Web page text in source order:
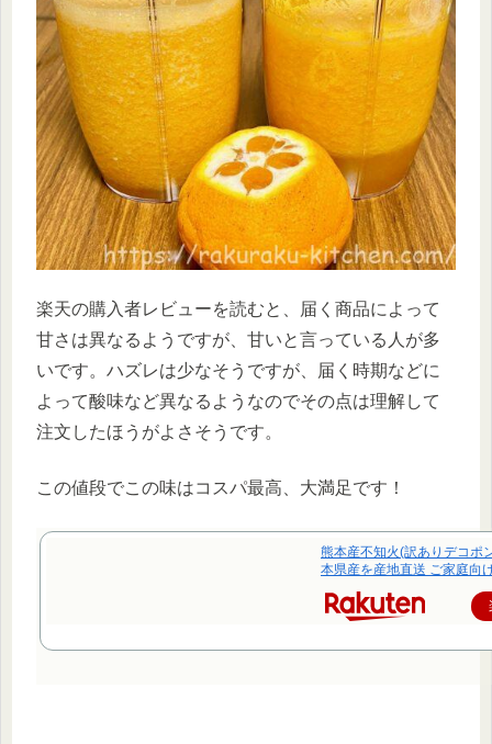
楽天の購入者レビューを読むと、届く商品によって
甘さは異なるようですが、甘いと言っている人が多
いです。ハズレは少なそうですが、届く時期などに
よって酸味など異なるようなのでその点は理解して
注文したほうがよさそうです。
この値段でこの味はコスパ最高、大満足です！
熊本産不知火(訳ありデコポ
本県産を産地直送 ご家庭向